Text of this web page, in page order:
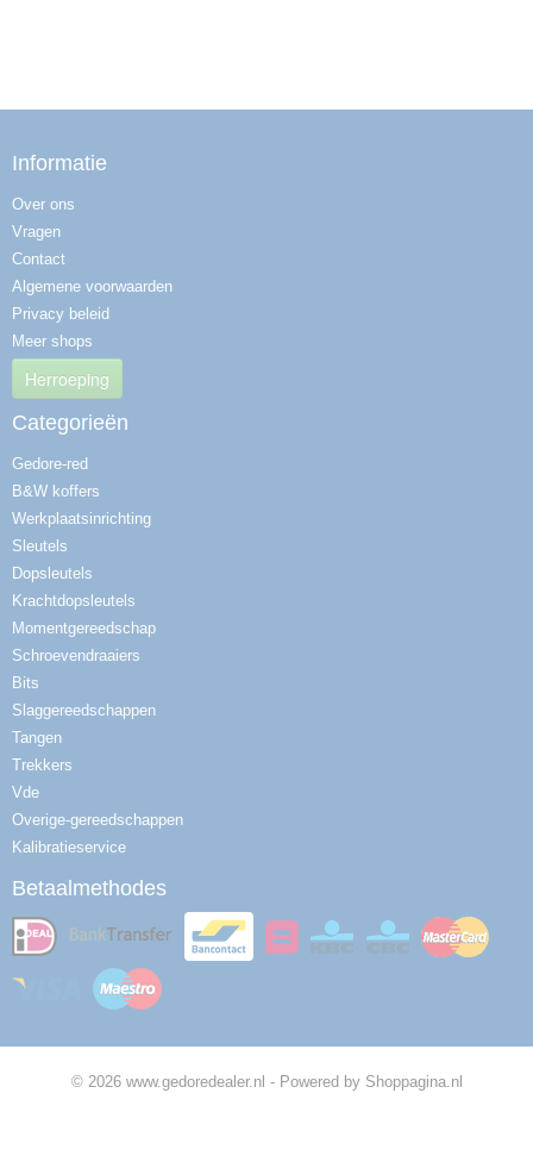
Informatie
Over ons
Vragen
Contact
Algemene voorwaarden
Privacy beleid
Meer shops
Herroeping
Categorieën
Gedore-red
B&W koffers
Werkplaatsinrichting
Sleutels
Dopsleutels
Krachtdopsleutels
Momentgereedschap
Schroevendraaiers
Bits
Slaggereedschappen
Tangen
Trekkers
Vde
Overige-gereedschappen
Kalibratieservice
Betaalmethodes
© 2026 www.gedoredealer.nl - Powered by Shoppagina.nl